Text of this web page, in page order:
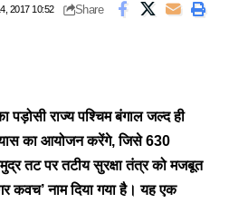
2017 10:52
Share
राज्य पश्चिम बंगाल जल्द ही
का आयोजन करेंगे, जिसे 630
तट पर तटीय सुरक्षा तंत्र को मजबूत
कवच’ नाम दिया गया है। यह एक